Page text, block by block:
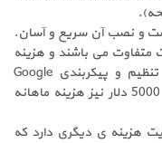
و نصب آن سریع و آسان.
متفاوت می باشند و هزینه
آن از 50 تا 85 دلار در ساعت برای تنظیم و پیکربندی Google
Analytics یا برنامه های دیگر، 50 تا 5000 دلار نیز هزینه ماهانه
هزینه ی دیگری دارد که